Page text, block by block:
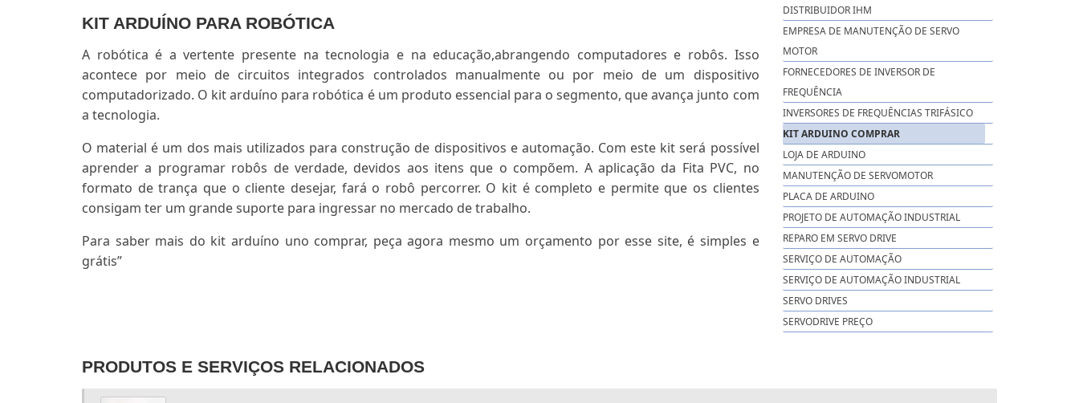
KIT ARDUÍNO PARA ROBÓTICA
A robótica é a vertente presente na tecnologia e na educação,abrangendo computadores e robôs. Isso
acontece por meio de circuitos integrados controlados manualmente ou por meio de um dispositivo
computadorizado. O kit arduíno para robótica é um produto essencial para o segmento, que avança junto com
a tecnologia.
O material é um dos mais utilizados para construção de dispositivos e automação. Com este kit será possível
aprender a programar robôs de verdade, devidos aos itens que o compõem. A aplicação da Fita PVC, no
formato de trança que o cliente desejar, fará o robô percorrer. O kit é completo e permite que os clientes
consigam ter um grande suporte para ingressar no mercado de trabalho.
Para saber mais do kit arduíno uno comprar, peça agora mesmo um orçamento por esse site, é simples e
grátis”
DISTRIBUIDOR IHM
EMPRESA DE MANUTENÇÃO DE SERVO
MOTOR
FORNECEDORES DE INVERSOR DE
FREQUÊNCIA
INVERSORES DE FREQUÊNCIAS TRIFÁSICO
KIT ARDUINO COMPRAR
LOJA DE ARDUINO
MANUTENÇÃO DE SERVOMOTOR
PLACA DE ARDUINO
PROJETO DE AUTOMAÇÃO INDUSTRIAL
REPARO EM SERVO DRIVE
SERVIÇO DE AUTOMAÇÃO
SERVIÇO DE AUTOMAÇÃO INDUSTRIAL
SERVO DRIVES
SERVODRIVE PREÇO
PRODUTOS E SERVIÇOS RELACIONADOS